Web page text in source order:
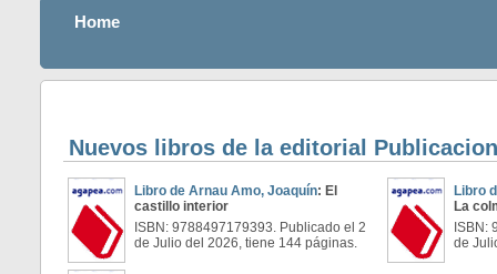
Home
Nuevos libros de la editorial
Libro de Arnau Amo, Joaquín: El
castillo interior
ISBN: 9788497179393. Publicado el 2
de Julio del 2026, tiene 144 páginas.
Libro
La
ISBN:
de